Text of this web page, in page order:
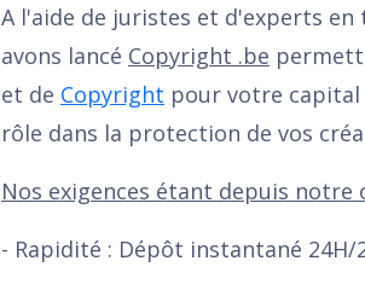
A l'aide de juristes et d'experts
avons lancé Copyright .be
et de Copyright pour votre capital
rôle dans la protection de vos
Nos exigences étant depuis
- Rapidité : Dépôt instantané 24H/